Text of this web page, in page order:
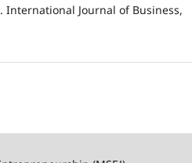
International Journal of Business,